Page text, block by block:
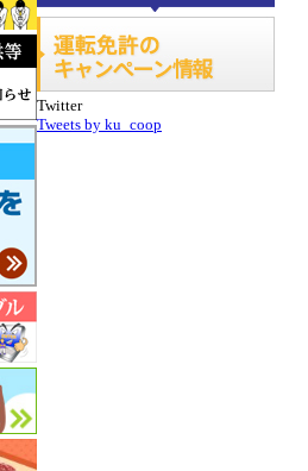
Twitter
Tweets by ku_coop